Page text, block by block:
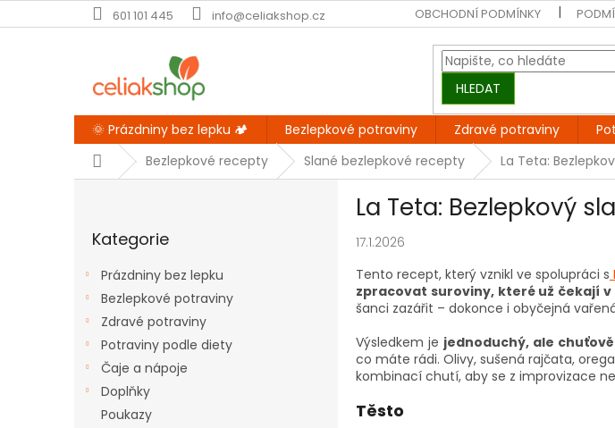
na
601 101 445 info@celiakshop.cz OBCHODNÍ PODMÍNKY
HLEDAT
🌞 Prázdniny bez lepku 🏕️ Bezlepkové potraviny Zdravé potraviny
DomůBezlepkové recepty Slané bezlepkové recepty La Teta:
kategorie
Kategorie
Prázdniny bez lepku
Bezlepkové potraviny
Zdravé potraviny
Potraviny podle diety
Čaje a nápoje
Doplňky
Poukazy
La Teta: Bezlepkový
17.1.2026
Tento recept, který vznikl ve spolupráci s
zpracovat suroviny, které už čekají
šanci zazářit – dokonce i obyčejná
Výsledkem je jednoduchý, ale
co máte rádi. Olivy, sušená rajčata,
kombinací chutí, aby se z improvizace
Těsto